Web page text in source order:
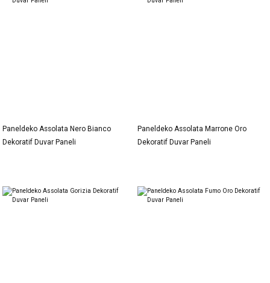
Paneldeko Assolata Nero Bianco
Dekoratif Duvar Paneli
Paneldeko Assolata Marrone Oro
Dekoratif Duvar Paneli